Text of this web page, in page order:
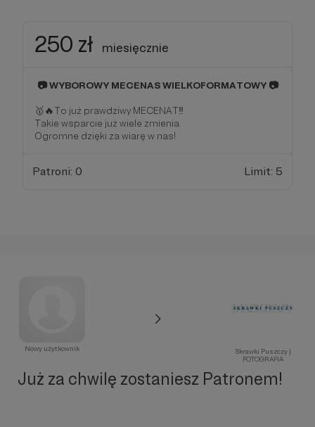
250 zł miesięcznie
📷 WYBOROWY MECENAS WIELKOFORMATOWY 📷
🥇🔥To już prawdziwy MECENAT‼️
Takie wsparcie już wiele zmienia.
Ogromne dzięki za wiarę w nas!
Patroni: 0 Limit: 5
Nowy użytkownik
Skrawki Puszczy |
FOTOGRAFIA
Już za chwilę zostaniesz Patronem!